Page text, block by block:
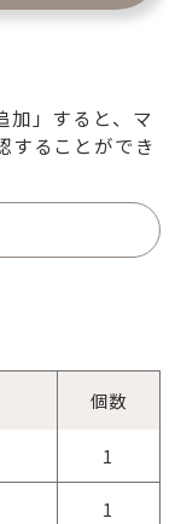
加」すると、マ
することができ
個数
1
1